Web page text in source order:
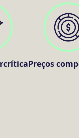
Preços